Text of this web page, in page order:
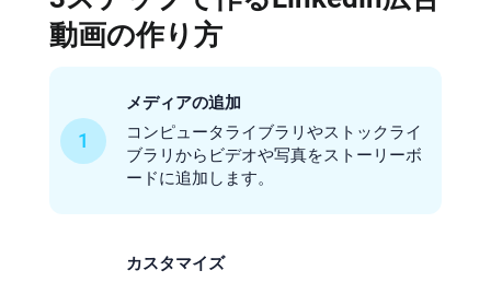
動画の作り方
1
メディアの追加
コンピュータライブラリやストックライ
ブラリからビデオや写真をストーリーボ
ードに追加します。
カスタマイズ